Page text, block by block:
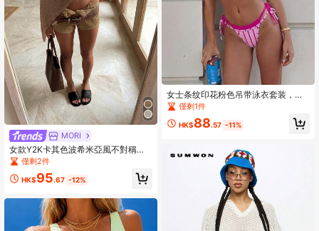
MORI
女款Y2K卡其色波希米亞風不對稱肩
針織披肩罩衫，寬鬆休閒上衣，適合
日常、派對、約會及海邊度假夏季穿
搭
僅剩2件
HK$95.67 -12%
女士条纹印花粉色吊带泳衣套装，撞
色侧系带可调节三角泳裤，适合情人
节、海滩度假等夏季穿着。
僅剩1件
HK$88.57 -11%